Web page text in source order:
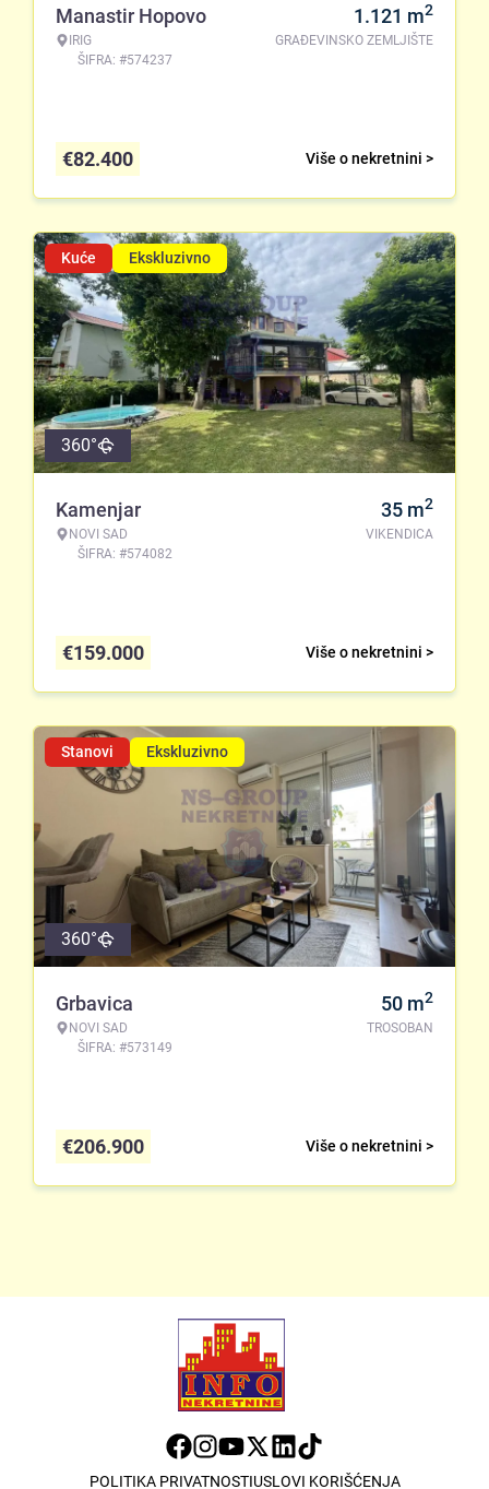
Manastir Hopovo
IRIG
ŠIFRA: #574237
1.121 m2
GRAĐEVINSKO ZEMLJIŠTE
Više o nekretnini >
€82.400
Kuće Ekskluzivno
360°
Kamenjar
NOVI SAD
ŠIFRA: #574082
35 m2
VIKENDICA
Više o nekretnini >
€159.000
Stanovi Ekskluzivno
360°
Grbavica
NOVI SAD
ŠIFRA: #573149
50 m2
TROSOBAN
Više o nekretnini >
€206.900
POLITIKA PRIVATNOSTIUSLOVI KORIŠĆENJA